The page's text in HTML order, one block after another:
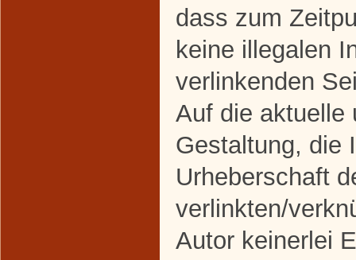
dass zum
keine illegalen
verlinkenden
Auf die aktuelle
Gestaltung, die
Urheberschaft
verlinkten/
Autor keinerlei